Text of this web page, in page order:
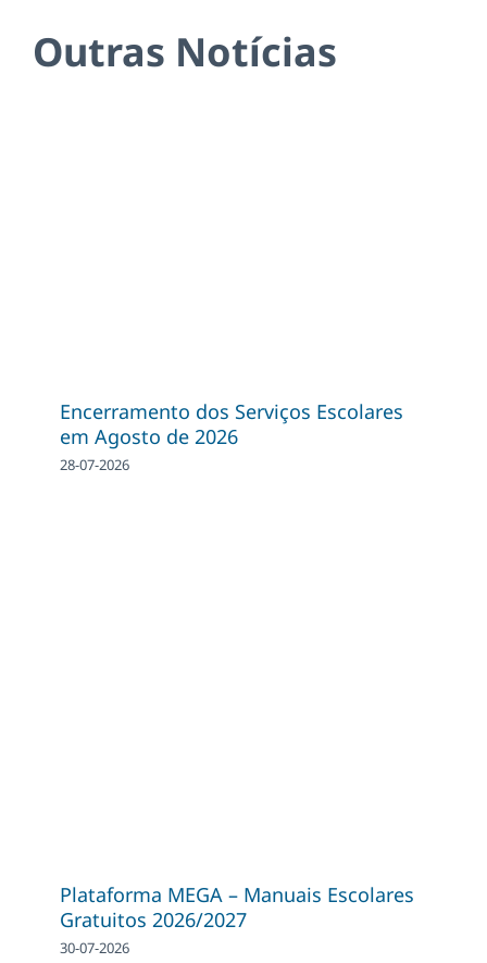
Outras Notícias
Encerramento dos Serviços Escolares
em Agosto de 2026
28-07-2026
Plataforma MEGA – Manuais Escolares
Gratuitos 2026/2027
30-07-2026